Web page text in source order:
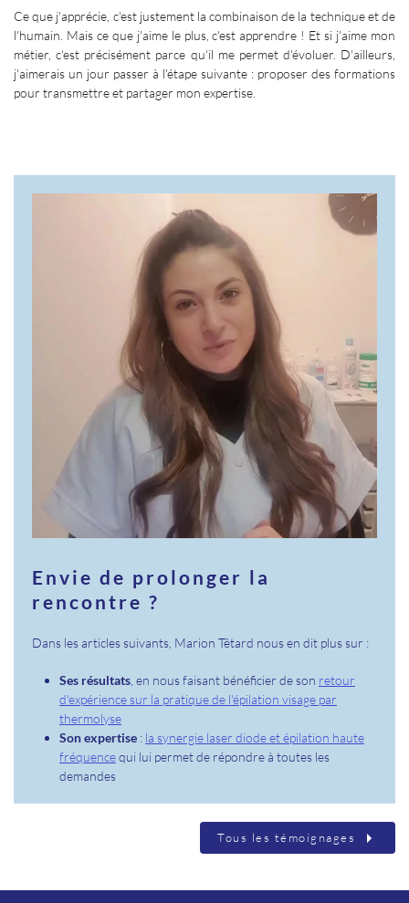
Ce que j'apprécie, c'est justement la combinaison de la technique et de
l'humain. Mais ce que j'aime le plus, c'est apprendre ! Et si j'aime mon
métier, c'est précisément parce qu'il me permet d'évoluer. D'ailleurs,
j'aimerais un jour passer à l'étape suivante : proposer des formations
pour transmettre et partager mon expertise.
Envie de prolonger la
rencontre ?
Dans les articles suivants, Marion Têtard nous en dit plus sur :
Ses résultats , en nous faisant bénéficier de son retour
d'expérience sur la pratique de l'épilation visage par
thermolyse
Son expertise : la synergie laser diode et épilation haute
fréquencequi lui permet de répondre à toutes les
demandes
Tous les témoignages